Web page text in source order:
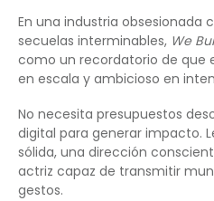
En una industria obsesionada
secuelas interminables, We
como un recordatorio de que
en escala y ambicioso en
No necesita presupuestos
digital para generar impacto.
sólida, una dirección
actriz capaz de transmitir
gestos.